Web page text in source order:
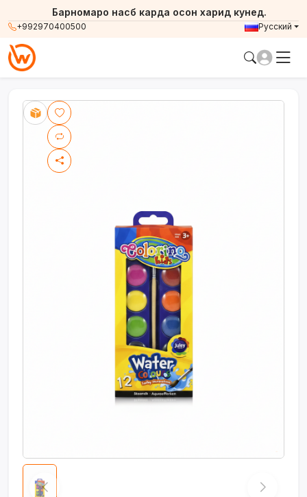
+992970400500
Барномаро насб карда осон харид кунед.
Русский